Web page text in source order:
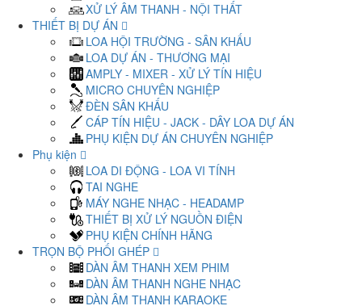
XỬ LÝ ÂM THANH - NỘI THẤT
THIẾT BỊ DỰ ÁN
LOA HỘI TRƯỜNG - SÂN KHẤU
LOA DỰ ÁN - THƯƠNG MẠI
AMPLY - MIXER - XỬ LÝ TÍN HIỆU
MICRO CHUYÊN NGHIỆP
ĐÈN SÂN KHẤU
CÁP TÍN HIỆU - JACK - DÂY LOA DỰ ÁN
PHỤ KIỆN DỰ ÁN CHUYÊN NGHIỆP
Phụ kiện
LOA DI ĐỘNG - LOA VI TÍNH
TAI NGHE
MÁY NGHE NHẠC - HEADAMP
THIẾT BỊ XỬ LÝ NGUỒN ĐIỆN
PHỤ KIỆN CHÍNH HÃNG
TRỌN BỘ PHỐI GHÉP
DÀN ÂM THANH XEM PHIM
DÀN ÂM THANH NGHE NHẠC
DÀN ÂM THANH KARAOKE